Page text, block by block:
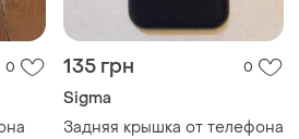
0 135 грн 0
Sigma
Задняя крышка от телефона